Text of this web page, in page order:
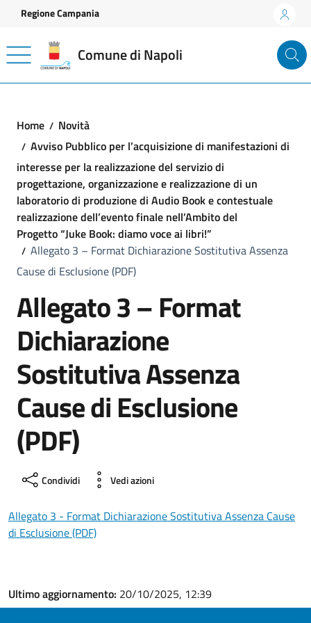
Vai ai contenuti
Vai al footer
Regione Campania
Comune di Napoli
Home
Novità
Avviso Pubblico per l’acquisizione di manifestazioni di
interesse per la realizzazione del servizio di
progettazione, organizzazione e realizzazione di un
laboratorio di produzione di Audio Book e contestuale
realizzazione dell’evento finale nell’Ambito del
Progetto “Juke Book: diamo voce ai libri!”
Allegato 3 – Format Dichiarazione Sostitutiva Assenza
Cause di Esclusione (PDF)
Allegato 3 – Format
Dichiarazione
Sostitutiva Assenza
Cause di Esclusione
(PDF)
Condividi Vedi azioni
Allegato 3 - Format Dichiarazione Sostitutiva Assenza Cause
di Esclusione (PDF)
Ultimo aggiornamento: 20/10/2025, 12:39